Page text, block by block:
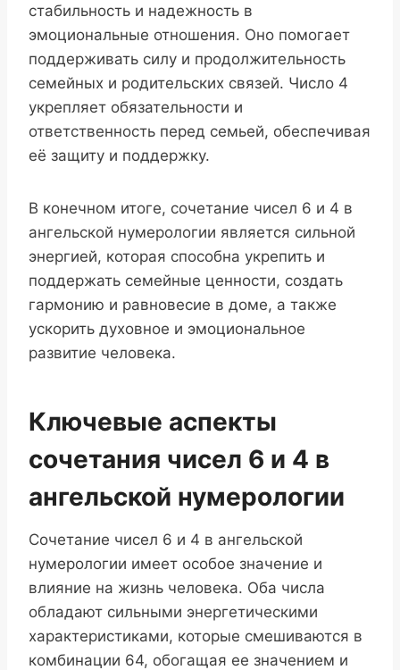
стабильность и надежность в
эмоциональные отношения. Оно помогает
поддерживать силу и продолжительность
семейных и родительских связей. Число 4
укрепляет обязательности и
ответственность перед семьей, обеспечивая
её защиту и поддержку.
В конечном итоге, сочетание чисел 6 и 4 в
ангельской нумерологии является сильной
энергией, которая способна укрепить и
поддержать семейные ценности, создать
гармонию и равновесие в доме, а также
ускорить духовное и эмоциональное
развитие человека.
Ключевые аспекты
сочетания чисел 6 и 4 в
ангельской нумерологии
Сочетание чисел 6 и 4 в ангельской
нумерологии имеет особое значение и
влияние на жизнь человека. Оба числа
обладают сильными энергетическими
характеристиками, которые смешиваются в
комбинации 64, обогащая ее значением и